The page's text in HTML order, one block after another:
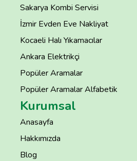
Sakarya Kombi Servisi
İzmir Evden Eve Nakliyat
Kocaeli Halı Yıkamacılar
Ankara Elektrikçi
Popüler Aramalar
Popüler Aramalar Alfabetik
Kurumsal
Anasayfa
Hakkımızda
Blog